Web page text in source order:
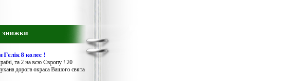
знижки
Гєлік 8 колес !
та 2 на всю Європу ! 20
дорога окраса Вашого свята